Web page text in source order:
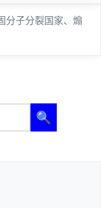
分子分裂国家、煽
🔍